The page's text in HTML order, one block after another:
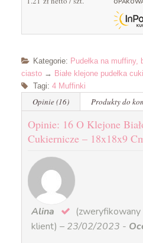
Kategorie: Pudełka na muffiny,
ciasto→ Białe klejone pudełka
Tagi: 4 Muffinki
Opinie (16) Produkty do
Opinie: 16 O Klejone
Cukiernicze – 18x18x9
Alina
(zweryfikowany
klient) – 23/02/2023 -